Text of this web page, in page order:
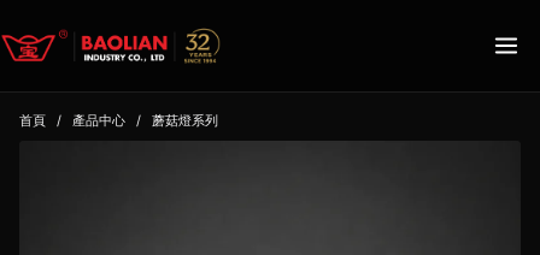
首頁 / 產品中心 / 蘑菇燈系列